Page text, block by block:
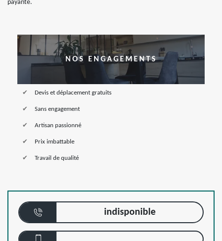
payante.
NOS ENGAGEMENTS
Devis et déplacement gratuits
Sans engagement
Artisan passionné
Prix imbattable
Travail de qualité
indisponible